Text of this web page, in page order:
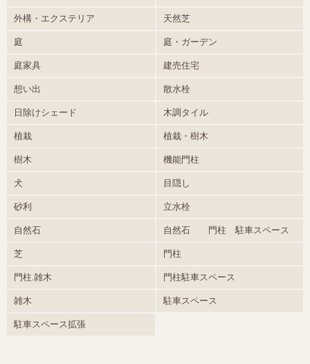
外構・エクステリア 天然芝
庭 庭・ガーデン
庭家具 建売住宅
想い出 散水栓
日除けシェード 木調タイル
植栽 植栽・樹木
樹木 機能門柱
犬 目隠し
砂利 立水栓
自然石 自然石 門柱 駐車スペース
芝 門柱
門柱.雑木 門柱駐車スペース
雑木 駐車スペース
駐車スペース拡張